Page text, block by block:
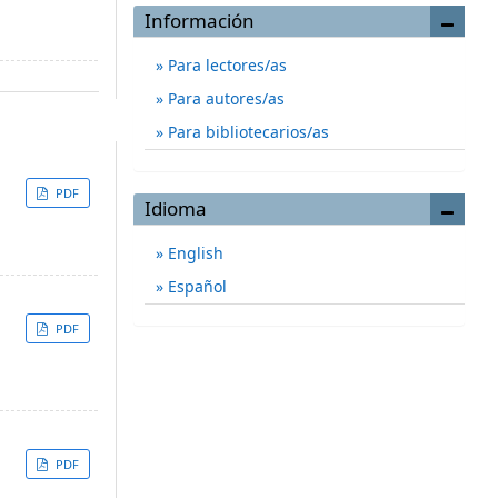
PDF
PDF
PDF
Información
Para lectores/as
Para autores/as
Para bibliotecarios/as
Idioma
English
Español